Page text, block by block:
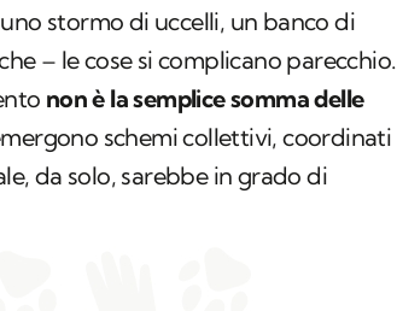
stormo di uccelli, un banco di
– le cose si complicano parecchio.
non è la semplice somma delle
schemi collettivi, coordinati
da solo, sarebbe in grado di